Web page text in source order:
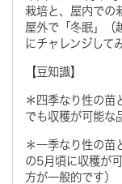
栽培と、屋内での
屋外で「冬眠」（
にチャレンジして
【豆知識】
＊四季なり性の苗
でも収穫が可能な
＊一季なり性の苗
の5月頃に収穫が
方が一般的です）